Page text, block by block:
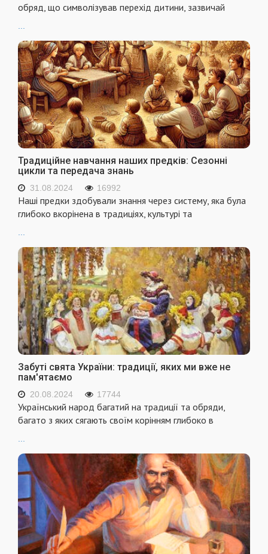
обряд, що символізував перехід дитини, зазвичай
Традиційне навчання наших предків: Сезонні
цикли та передача знань
31.08.2024 16992
Наші предки здобували знання через систему, яка була
глибоко вкорінена в традиціях, культурі та
Забуті свята України: традиції, яких ми вже не
пам'ятаємо
20.08.2024 17744
Український народ багатий на традиції та обряди,
багато з яких сягають своїм корінням глибоко в
...